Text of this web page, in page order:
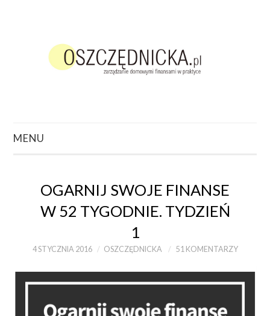
MENU
O CZYM CHCESZ
OGARNIJ SWOJE FINANSE
W 52 TYGODNIE. TYDZIEŃ
1
4 STYCZNIA 2016 OSZCZĘDNICKA 51 KOMENTARZY